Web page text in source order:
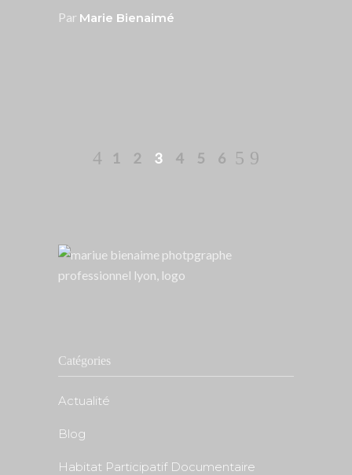
Par Marie Bienaimé
1 2 3 4 5 6
Catégories
Actualité
Blog
Habitat Participatif Documentaire